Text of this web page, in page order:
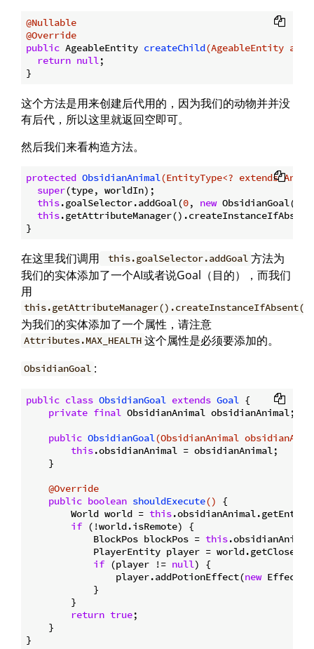
@Nullable
@Override
public AgeableEntity createChild(AgeableEntity
return null;
这个方法是用来创建后代用的，因为我们的动物并并没
有后代，所以这里就返回空即可。
然后我们来看构造方法。
protected ObsidianAnimal(EntityType<? extends
super(type, worldIn);
this.goalSelector.addGoal(0, new ObsidianGoal(
this
在这里我们调用 this.goalSelector.addGoal 方法为
我们的实体添加了一个AI或者说Goal（目的），而我们
用
为我们的实体添加了一个属性，请注意
Attributes.MAX_HEALTH 这个属性是必须要添加的。
ObsidianGoal :
public class ObsidianGoal extends Goal {
private final ObsidianAnimal obsidianAnimal;
public ObsidianGoal(ObsidianAnimal
this.obsidianAnimal = obsidianAnimal;
    }
@Override
public boolean shouldExecute()
{
        World world =
this
if (!world.isRemote) {
            BlockPos blockPos =
this
PlayerEntity player =
if (player != null) {
                player.addPotionEffect(
new
            }
        }
return true;
    }